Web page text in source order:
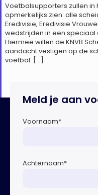
Voetbalsupporters zullen in
opmerkelijks zien: alle
Eredivisie, Eredivisie
wedstrijden in een
Hiermee willen de KNVB
aandacht vestigen op de
voetbal. […]
Meld je aan
Voornaam*
Achternaam*